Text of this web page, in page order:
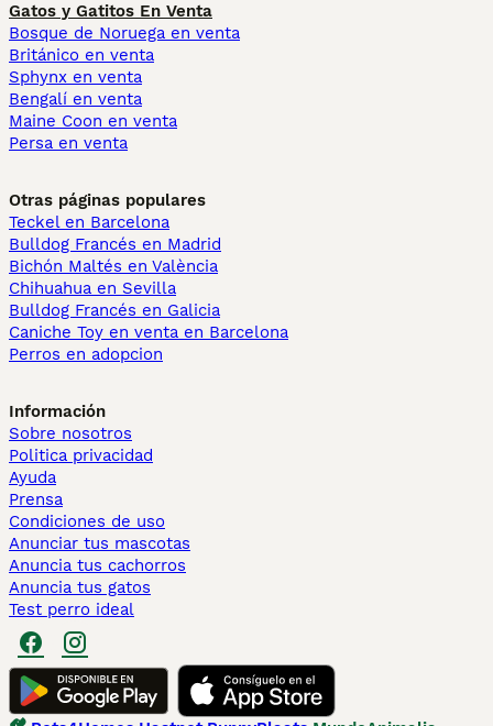
Gatos y Gatitos En Venta
Bosque de Noruega en venta
Británico en venta
Sphynx en venta
Bengalí en venta
Maine Coon en venta
Persa en venta
Otras páginas populares
Teckel en Barcelona
Bulldog Francés en Madrid
Bichón Maltés en València
Chihuahua en Sevilla
Bulldog Francés en Galicia
Caniche Toy en venta en Barcelona
Perros en adopcion
Información
Sobre nosotros
Politica privacidad
Ayuda
Prensa
Condiciones de uso
Anunciar tus mascotas
Anuncia tus cachorros
Anuncia tus gatos
Test perro ideal